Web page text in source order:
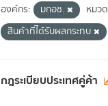
องค์กร: มกอช. หมว
สินค้าที่ได้รับผลกระทบ
กฎระเบียบประเทศคู่ค้า